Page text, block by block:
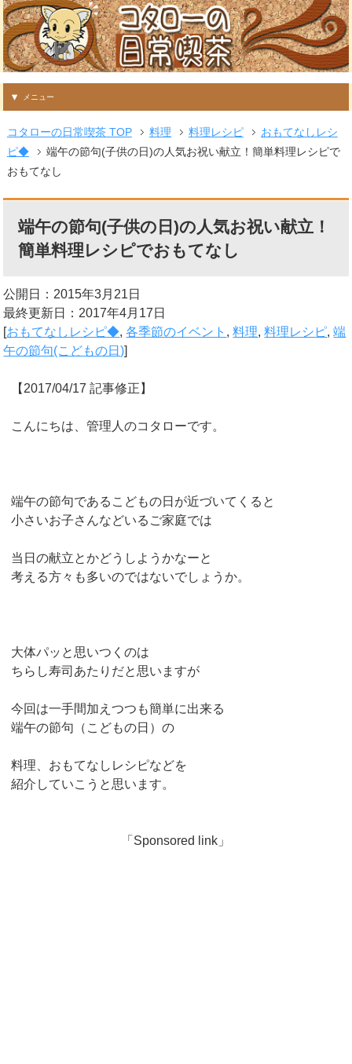
メニュー
コタローの日常喫茶 TOP 料理 料理レシピ
おもてなしレシ
ピ◆
端午の節句(子供の日)の人気お祝い献立！簡単料理レシピで
おもてなし
端午の節句(子供の日)の人気お祝い献立！
簡単料理レシピでおもてなし
公開日：2015年3月21日
最終更新日：2017年4月17日
[おもてなしレシピ◆,各季節のイベント ,料理,料理レシピ,端
午の節句(こどもの日)]
【2017/04/17 記事修正】
こんにちは、管理人のコタローです。
端午の節句であるこどもの日が近づいてくると
小さいお子さんなどいるご家庭では
当日の献立とかどうしようかなーと
考える方々も多いのではないでしょうか。
大体パッと思いつくのは
ちらし寿司あたりだと思いますが
今回は一手間加えつつも簡単に出来る
端午の節句（こどもの日）の
料理、おもてなしレシピなどを
紹介していこうと思います。
「Sponsored link」